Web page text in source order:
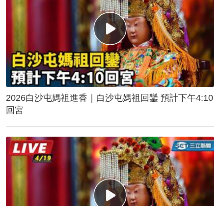
2026白沙屯媽祖進香｜白沙屯媽祖回鑾 預計下午4:10
回宮